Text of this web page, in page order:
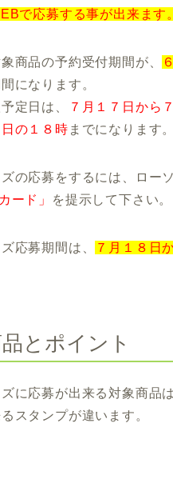
で応募する事が出来ます
商品の予約受付期間が、
になります。
定日は、
７月１７日から
の１８時 までになります
の応募をするには、ロー
ード」
を提示して下さい。
応募期間は、 ７月１８日
とポイント
に応募が出来る対象商品
スタンプが違います。